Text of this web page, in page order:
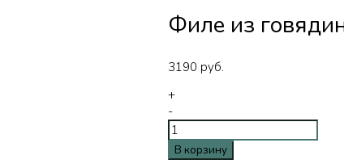
Филе из
3190 руб.
+
-
В корзину